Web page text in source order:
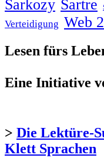
Sarkozy Sartre
Verteidigung Web
Lesen fürs
Eine Initiative
> Die Lektüre-
Klett Sprachen